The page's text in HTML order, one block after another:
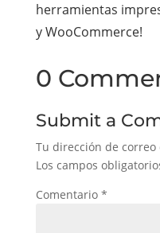
herramientas
y WooCommerce!
0
Submit a
Tu dirección de
Los campos
Comentario *